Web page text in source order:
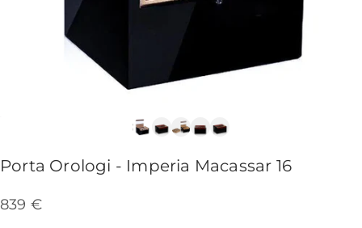
Porta Orologi - Imperia Macassar 16
839 €